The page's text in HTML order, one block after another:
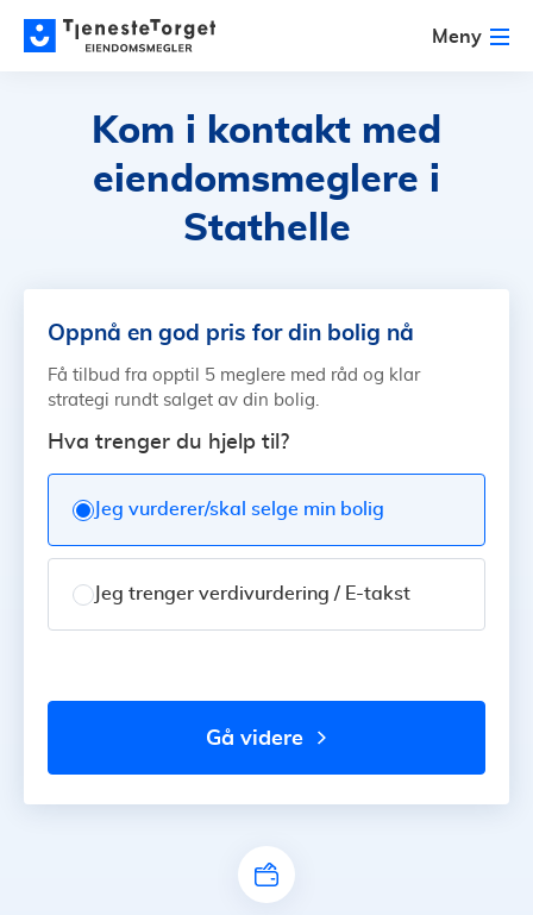
Meny
Kom i kontakt med
eiendomsmeglere i
Stathelle
Oppnå en god pris for din bolig nå
Få tilbud fra opptil 5 meglere med råd og klar
strategi rundt salget av din bolig.
Hva trenger du hjelp til?
Jeg vurderer/skal selge min bolig
Jeg trenger verdivurdering / E-takst
gå videre